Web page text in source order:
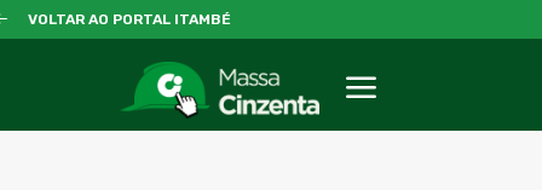
VOLTAR AO PORTAL ITAMBÉ